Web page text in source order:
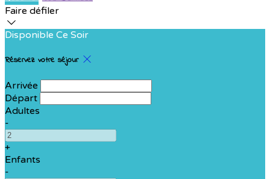
Faire défiler
Disponible Ce Soir
Réservez votre séjour
Arrivée
Départ
Adultes
-
+
Enfants
-